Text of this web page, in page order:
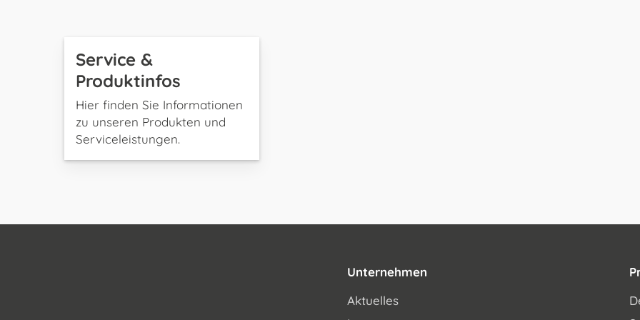
Service &
Produktinfos
Hier finden Sie Informationen
zu unseren Produkten und
Serviceleistungen.
Unternehmen
Aktuelles